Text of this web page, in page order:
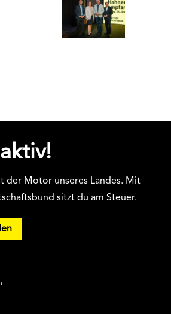
der Motor unseres Landes. Mit
sitzt du am Steuer.